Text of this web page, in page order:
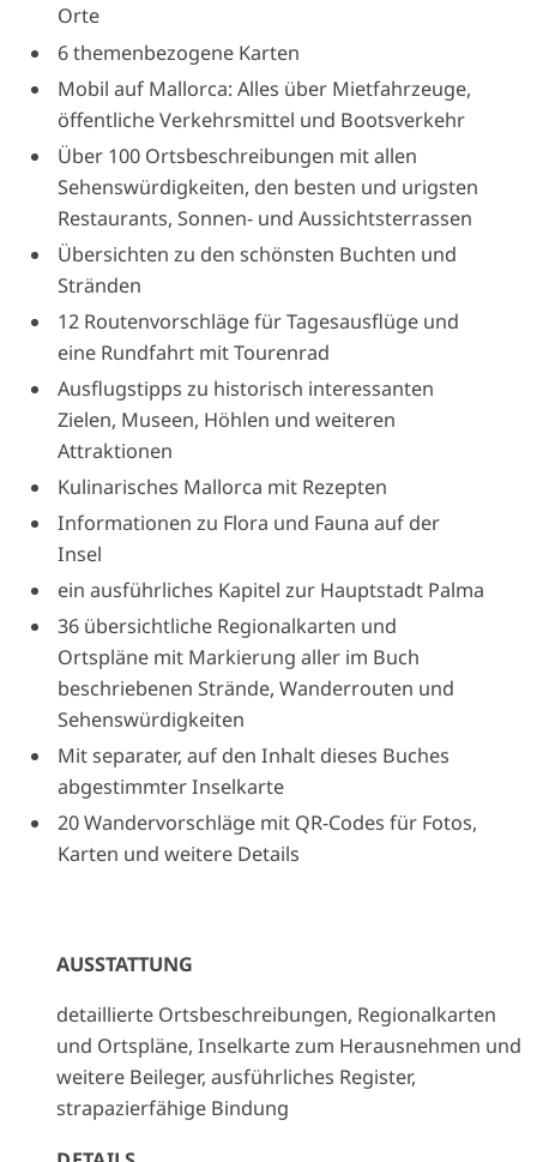
Orte
6 themenbezogene Karten
Mobil auf Mallorca: Alles über Mietfahrzeuge,
öffentliche Verkehrsmittel und Bootsverkehr
Über 100 Ortsbeschreibungen mit allen
Sehenswürdigkeiten, den besten und urigsten
Restaurants, Sonnen- und Aussichtsterrassen
Übersichten zu den schönsten Buchten und
Stränden
12 Routenvorschläge für Tagesausflüge und
eine Rundfahrt mit Tourenrad
Ausflugstipps zu historisch interessanten
Zielen, Museen, Höhlen und weiteren
Attraktionen
Kulinarisches Mallorca mit Rezepten
Informationen zu Flora und Fauna auf der
Insel
ein ausführliches Kapitel zur Hauptstadt Palma
36 übersichtliche Regionalkarten und
Ortspläne mit Markierung aller im Buch
beschriebenen Strände, Wanderrouten und
Sehenswürdigkeiten
Mit separater, auf den Inhalt dieses Buches
abgestimmter Inselkarte
20 Wandervorschläge mit QR-Codes für Fotos,
Karten und weitere Details
AUSSTATTUNG
detaillierte Ortsbeschreibungen, Regionalkarten
und Ortspläne, Inselkarte zum Herausnehmen und
weitere Beileger, ausführliches Register,
strapazierfähige Bindung